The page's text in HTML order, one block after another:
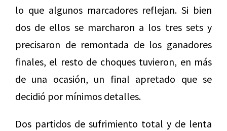
lo que algunos marcadores reflejan. Si bien
dos de ellos se marcharon a los tres sets y
precisaron de remontada de los ganadores
finales, el resto de choques tuvieron, en más
de una ocasión, un final apretado que se
decidió por mínimos detalles.
Dos partidos de sufrimiento total y de lenta